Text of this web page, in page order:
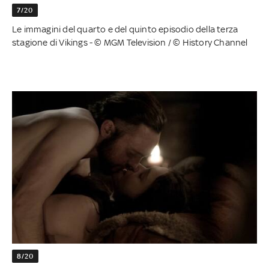
7/20
Le immagini del quarto e del quinto episodio della terza
stagione di Vikings - © MGM Television / © History Channel
8/20